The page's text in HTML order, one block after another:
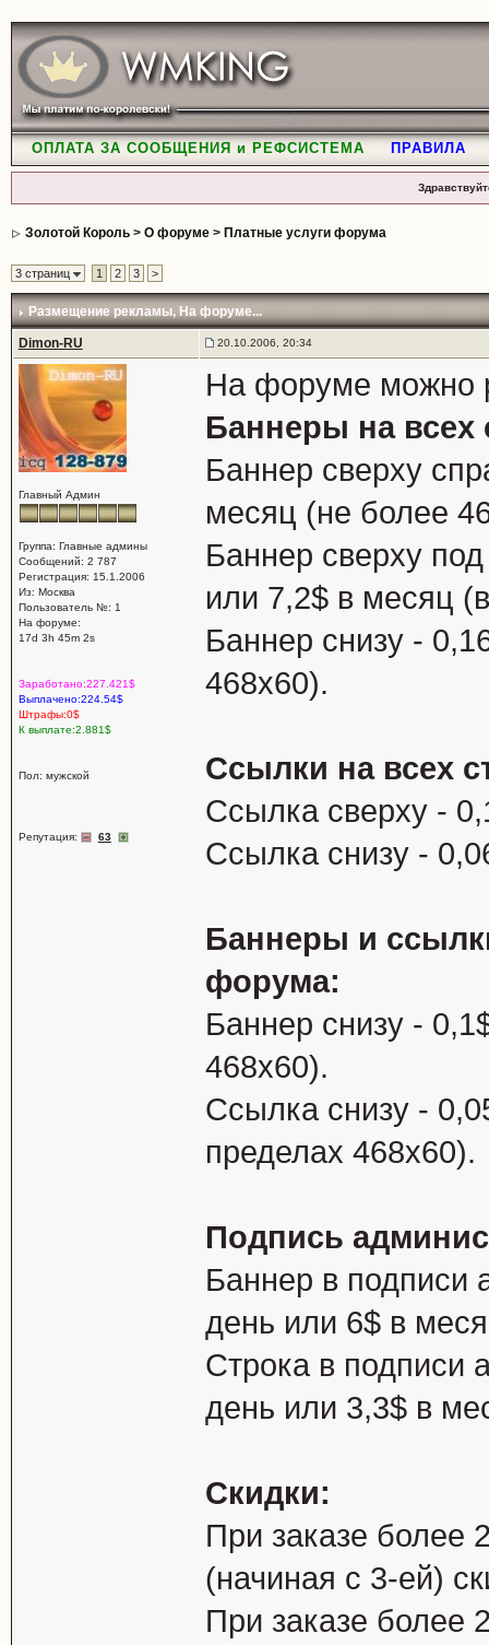
ОПЛАТА ЗА СООБЩЕНИЯ и РЕФСИСТЕМА ПРАВИЛА
Золотой Король> О форуме> Платные услуги форума
3 страниц 1 2 3 >
Размещение рекламы, На форуме...
Dimon-RU 20.10.2006, 20:34
Главный Админ
Группа: Главные админы
Сообщений: 2 787
Регистрация: 15.1.2006
Из: Москва
Пользователь №: 1
На форуме:
17d 3h 45m 2s
Заработано:227.421$
Выплачено:224.54$
Штрафы:0$
К выплате:2.881$
Пол: мужской
Репутация: 63
На форуме можно
Баннеры на всех
Баннер сверху
месяц (не более
Баннер сверху
или 7,2$ в месяц
Баннер снизу -
468х60).
Ссылки на всех
Ссылка сверху -
Ссылка снизу -
Баннеры и
форума:
Баннер снизу -
468х60).
Ссылка снизу -
пределах 468х60).
Подпись
Баннер в подписи
день или 6$ в
Строка в подписи
день или 3,3$ в
Скидки:
При заказе
(начиная с 3-ей)
При заказе более